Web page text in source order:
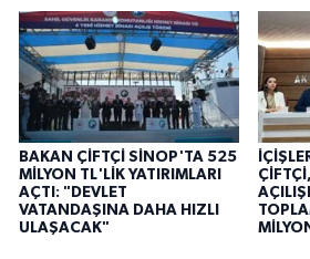
BAKAN ÇİFTÇİ SİNOP'TA 525
MİLYON TL'LİK YATIRIMLARI
AÇTI: "DEVLET
VATANDAŞINA DAHA HIZLI
ULAŞACAK"